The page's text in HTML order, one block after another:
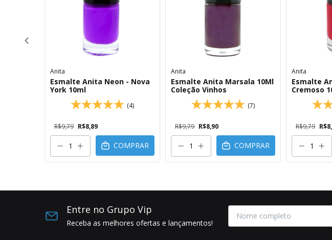
Anita
Esmalte Anita Neon - Nova
York 10ml
(4)
R$9,79 R$8,89
COMPRAR
Anita
Esmalte Anita Marsala 10Ml
Coleção Vinhos
(7)
R$9,79 R$8,90
COMPRAR
Anita
Esmalte
Cremoso
R$9,79
Entre no Grupo Vip
Receba as melhores ofertas e lançamentos!